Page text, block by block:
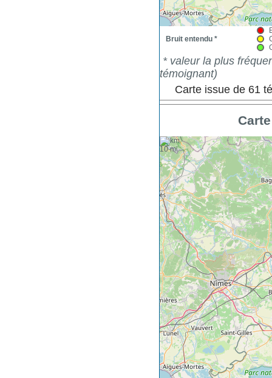
Bruit entendu *
* valeur la plus
témoignant)
Carte issue de 61
+−
10 km
10 mi